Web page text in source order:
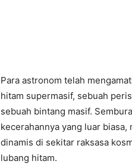
Para astronom telah
hitam supermasif, sebuah
sebuah bintang masif.
kecerahannya yang luar
dinamis di sekitar raksasa
lubang hitam.